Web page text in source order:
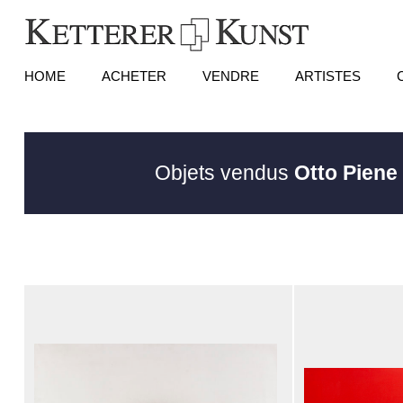
HOME ACHETER VENDRE ARTISTES
Objets vendus Otto Piene